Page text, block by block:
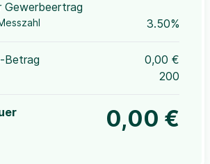
Gewerbeertrag
3.50%
Betrag 0,00 €
200
0,00 €